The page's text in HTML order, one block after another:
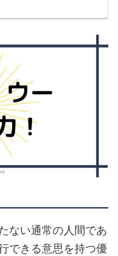
ない通常の人間であ
できる意思を持つ優